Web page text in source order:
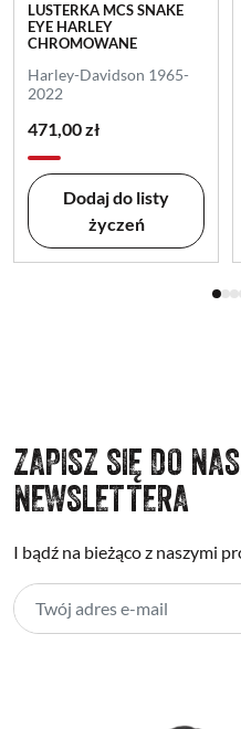
LUSTERKA MCS SNAKE
EYE HARLEY
CHROMOWANE
Harley-Davidson 1965-
2022
471,00 zł
Dodaj do listy
życzeń
ZAPISZ SIĘ DO
NEWSLETTERA
I bądź na bieżąco z naszymi